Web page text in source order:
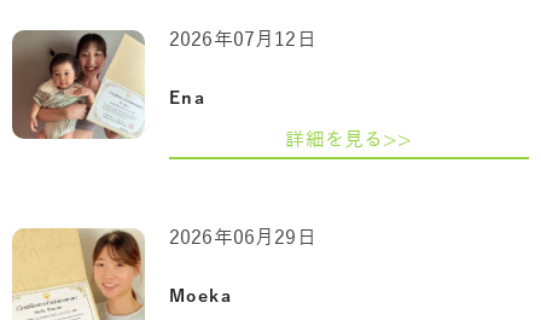
Ena
2026年07月12日
詳細を見る>>
Moeka
2026年06月29日